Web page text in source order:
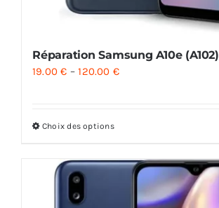
Réparation Samsung A10e (A102)
19.00€ –120.00 €
Choix des options